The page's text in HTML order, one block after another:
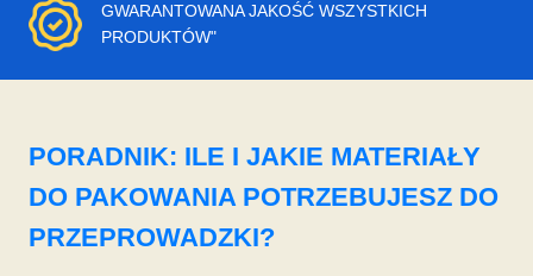
GWARANTOWANA JAKOŚĆ WSZYSTKICH
PRODUKTÓW"
PORADNIK: ILE I JAKIE MATERIAŁY
DO PAKOWANIA POTRZEBUJESZ DO
PRZEPROWADZKI?